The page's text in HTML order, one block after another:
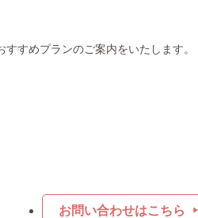
すめプランのご案内をいたします。
お問い合わせはこちら